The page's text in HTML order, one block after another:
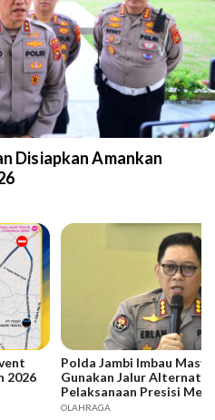
Disiapkan Amankan
2026
Polda Jambi Imbau
Gunakan Jalur Alternatif
Pelaksanaan Presisi
2026
OLAHRAGA